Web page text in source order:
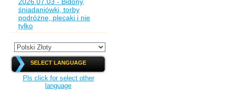
śniadaniówki, torby
podróżne, plecaki i nie
tylko
SELECT LANGUAGE
Pls click for select other
language